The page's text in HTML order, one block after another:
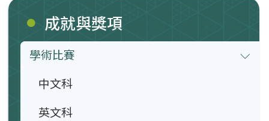
成就與獎項
學術比賽
中文科
英文科